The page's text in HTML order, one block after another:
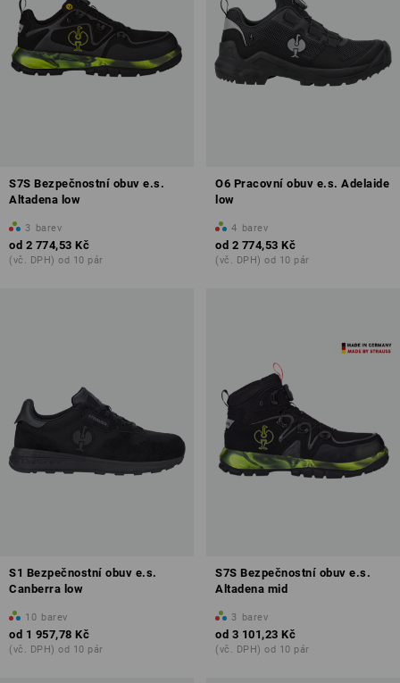
S7S Bezpečnostní obuv e.s.
Altadena low
3 barev
od 2 774,53 Kč
(vč. DPH) od 10 pár
O6 Pracovní obuv e.s. Adelaide
low
4 barev
od 2 774,53 Kč
(vč. DPH) od 10 pár
S1 Bezpečnostní obuv e.s.
Canberra low
10 barev
od 1 957,78 Kč
(vč. DPH) od 10 pár
S7S Bezpečnostní obuv e.s.
Altadena mid
3 barev
od 3 101,23 Kč
(vč. DPH) od 10 pár